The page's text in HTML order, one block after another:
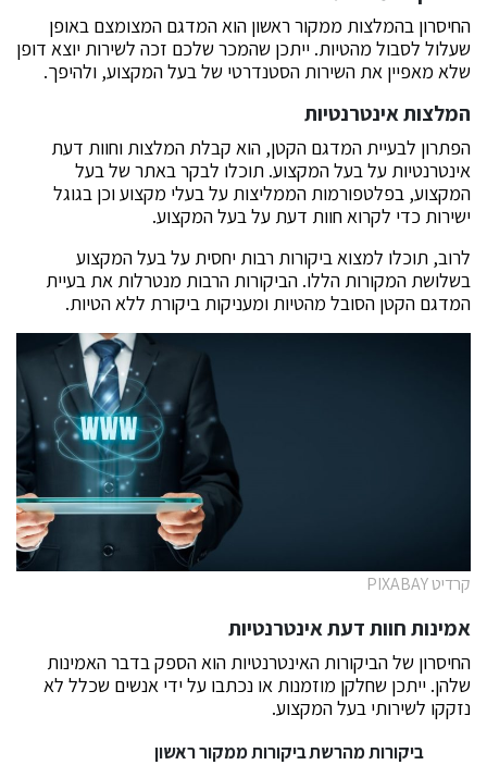
החיסרון בהמלצות ממקור ראשון הוא המדגם המצומצם באופן
שעלול לסבול מהטיות. ייתכן שהמכר שלכם זכה לשירות יוצא דופן
שלא מאפיין את השירות הסטנדרטי של בעל המקצוע, ולהיפך.
המלצות אינטרנטיות
הפתרון לבעיית המדגם הקטן, הוא קבלת המלצות וחוות דעת
אינטרנטיות על בעל המקצוע. תוכלו לבקר באתר של בעל
המקצוע, בפלטפורמות הממליצות על בעלי מקצוע וכן בגוגל
ישירות כדי לקרוא חוות דעת על בעל המקצוע.
לרוב, תוכלו למצוא ביקורות רבות יחסית על בעל המקצוע
בשלושת המקורות הללו. הביקורות הרבות מנטרלות את בעיית
המדגם הקטן הסובל מהטיות ומעניקות ביקורת ללא הטיות.
קרדיט PIXABAY
אמינות חוות דעת אינטרנטיות
החיסרון של הביקורות האינטרנטיות הוא הספק בדבר האמינות
שלהן. ייתכן שחלקן מוזמנות או נכתבו על ידי אנשים שכלל לא
נזקקו לשירותי בעל המקצוע.
ביקורות מהרשתביקורות ממקור ראשון